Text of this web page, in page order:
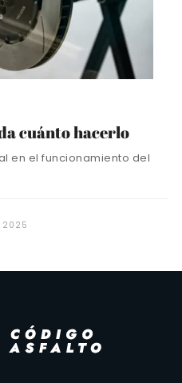
cuánto hacerlo
en el funcionamiento del
2025